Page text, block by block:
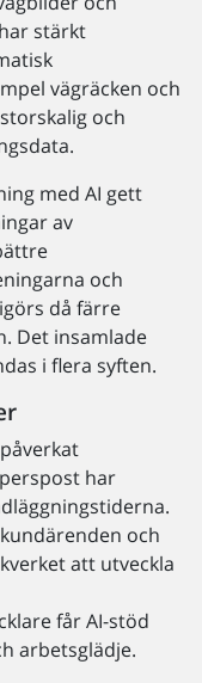
stärkt
vägräcken och
och
med AI gett
av
och
då färre
Det insamlade
i flera syften.
har
och
att utveckla
får AI-stöd
arbetsglädje.